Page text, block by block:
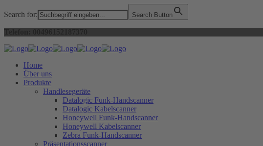
Search for: Search Button
Home
Über uns
Produkte
Handlesegeräte
Datalogic Funk-Handscanner
Datalogic Kabelscanner
Honeywell Funk-Handscanner
Honeywell Kabelscanner
Zebra Funk-Handscanner
Präsentationsscanner